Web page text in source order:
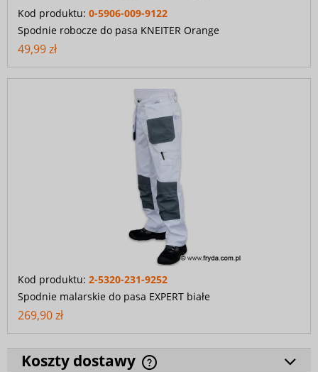
Kod produktu: 0-5906-009-9122
Spodnie robocze do pasa KNEITER Orange
49,99 zł
Kod produktu: 2-5320-231-9252
Spodnie malarskie do pasa EXPERT białe
269,90 zł
Koszty dostawy